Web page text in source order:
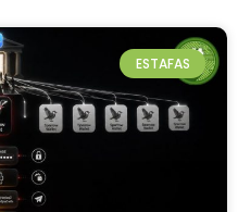
ESTAFAS